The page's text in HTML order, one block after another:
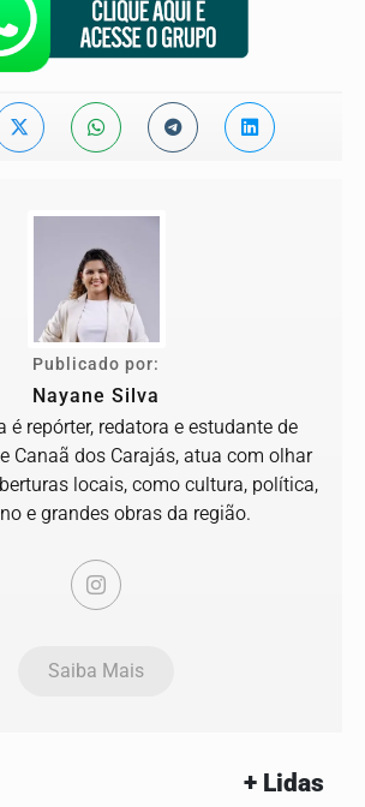
Publicado por:
Nayane Silva
é repórter, redatora e estudante de
Canaã dos Carajás, atua com olhar
locais, como cultura, política,
e grandes obras da região.
Saiba Mais
+ Lidas